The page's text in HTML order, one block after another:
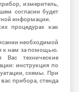
измеритель,
согласии будет
информации.
процедурах как
необходимой
к нам за помощью.
технические
инструкция по
схемы. При
прибора, стенда